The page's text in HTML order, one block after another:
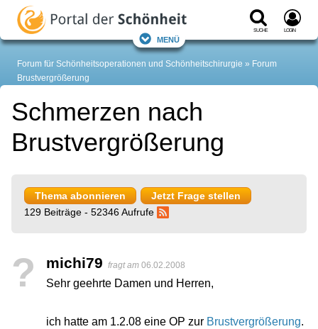
Suche Login
Menü
Forum für Schönheitsoperationen und Schönheitschirurgie
Forum
Brustvergrößerung
Schmerzen nach
Brustvergrößerung
Thema abonnieren
Jetzt Frage stellen
129 Beiträge - 52346 Aufrufe
? michi79 fragt am 06.02.2008
Sehr geehrte Damen und Herren,
ich hatte am 1.2.08 eine OP zur Brustvergrößerung.